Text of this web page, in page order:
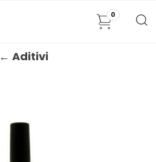
0
← Aditivi